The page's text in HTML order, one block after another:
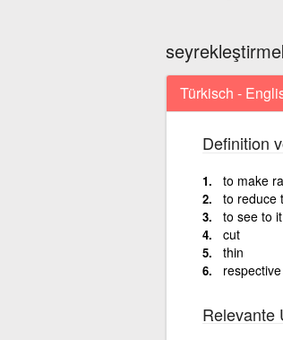
Türkisch -
Definition
to make
to reduce
to see to
cut
thin
Relevante